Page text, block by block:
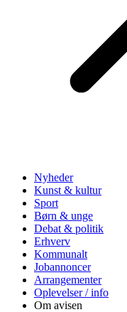
Nyheder
Kunst & kultur
Sport
Børn & unge
Debat & politik
Erhverv
Kommunalt
Jobannoncer
Arrangementer
Oplevelser / info
Om avisen